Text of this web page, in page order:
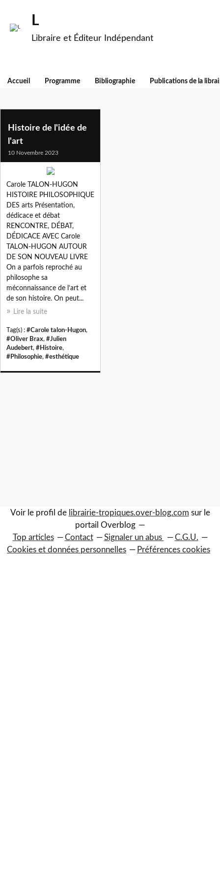
L
Libraire et Éditeur Indépendant
Accueil Programme Bibliographie Publications de la
carole talon-hugon
Histoire de l'idée de
l'art
10 Novembre 2023
Carole TALON-HUGON
HISTOIRE PHILOSOPHIQUE
DES arts Présentation,
dédicace et débat
RENCONTRE, DÉBAT,
DÉDICACE AVEC Carole
TALON-HUGON AUTOUR
DE SON NOUVEAU LIVRE
On a parfois reproché au
philosophe sa
méconnaissance de l’art et
de son histoire. On peut...
Lire la suite
Tag(s) : #Carole talon-Hugon,
#Oliver Brax, #Julien
Audebert, #Histoire,
#Philosophie, #esthétique
Voir le profil de librairie-tropiques.over-blog.com sur le
portail Overblog
Top articles
Contact Signaler un abus
C.G.U.
Cookies et données personnelles
Préférences cookies